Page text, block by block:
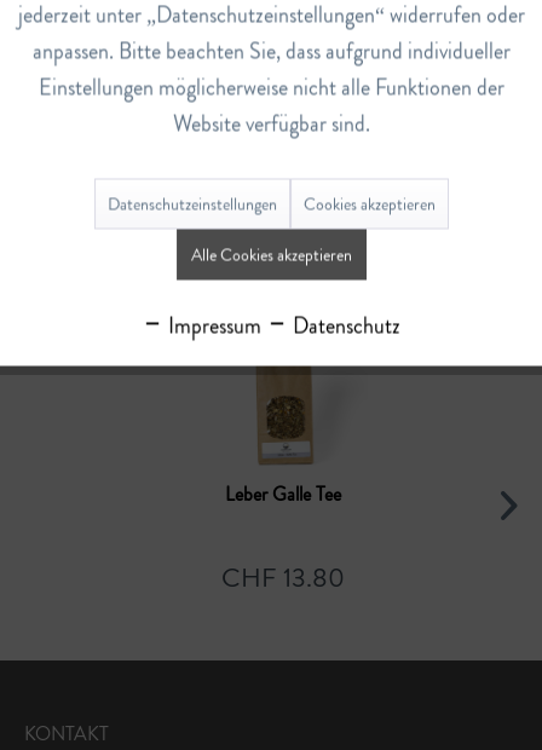
20
Leber Galle Tee
CHF 13.80
KONTAKT
jederzeit unter „Datenschutzeinstellungen“ widerrufen oder
anpassen. Bitte beachten Sie, dass aufgrund individueller
Einstellungen möglicherweise nicht alle Funktionen der
Website verfügbar sind.
Datenschutzeinstellungen Cookies akzeptieren
Alle Cookies akzeptieren
Impressum Datenschutz